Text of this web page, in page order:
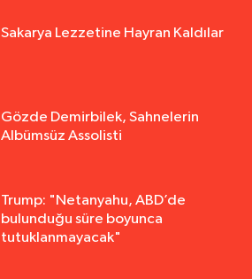
Sakarya Lezzetine Hayran Kaldılar
Gözde Demirbilek, Sahnelerin
Albümsüz Assolisti
Trump: "Netanyahu, ABD’de
bulunduğu süre boyunca
tutuklanmayacak"